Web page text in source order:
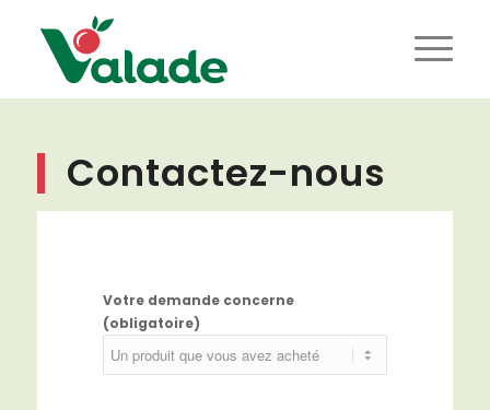
Contactez-nous
Votre demande concerne
(obligatoire)